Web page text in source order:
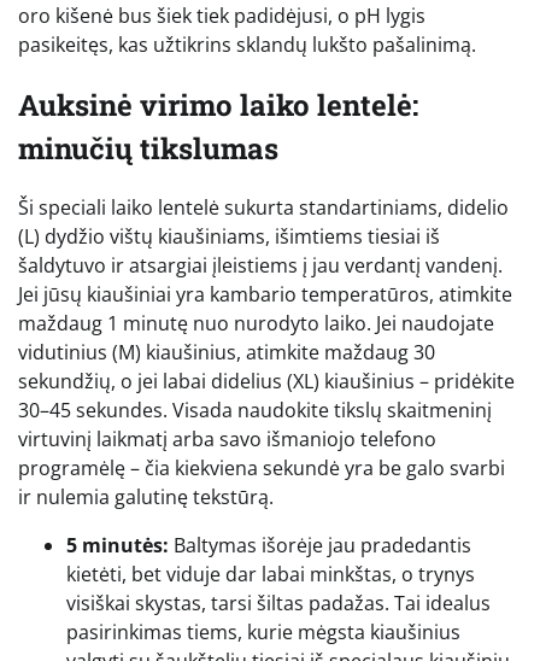
oro kišenė bus šiek tiek padidėjusi, o pH lygis
pasikeitęs, kas užtikrins sklandų lukšto pašalinimą.
Auksinė virimo laiko lentelė:
minučių tikslumas
Ši speciali laiko lentelė sukurta standartiniams, didelio
(L) dydžio vištų kiaušiniams, išimtiems tiesiai iš
šaldytuvo ir atsargiai įleistiems į jau verdantį vandenį.
Jei jūsų kiaušiniai yra kambario temperatūros, atimkite
maždaug 1 minutę nuo nurodyto laiko. Jei naudojate
vidutinius (M) kiaušinius, atimkite maždaug 30
sekundžių, o jei labai didelius (XL) kiaušinius – pridėkite
30–45 sekundes. Visada naudokite tikslų skaitmeninį
virtuvinį laikmatį arba savo išmaniojo telefono
programėlę – čia kiekviena sekundė yra be galo svarbi
ir nulemia galutinę tekstūrą.
5 minutės: Baltymas išorėje jau pradedantis
kietėti, bet viduje dar labai minkštas, o trynys
visiškai skystas, tarsi šiltas padažas. Tai idealus
pasirinkimas tiems, kurie mėgsta kiaušinius